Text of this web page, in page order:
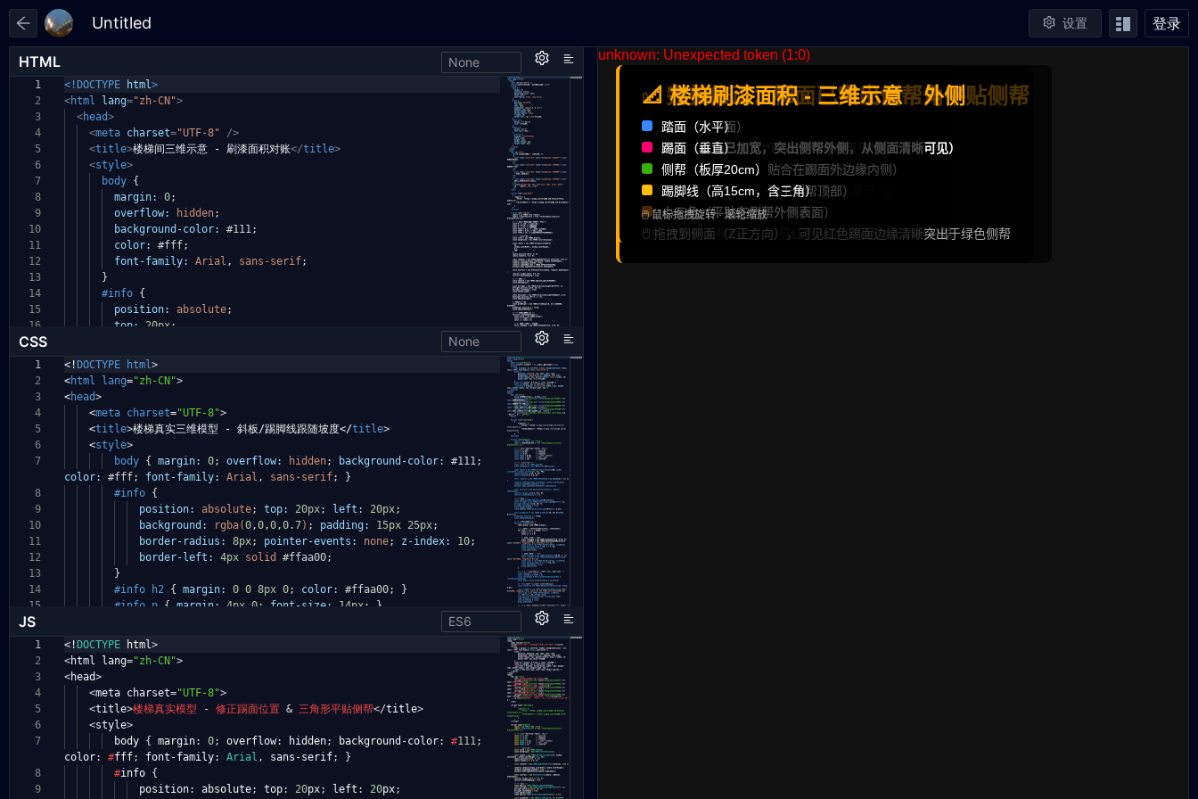
设置 登录
HTML None
1
2
3
4
5
6
7
8
9
10
11
12
13
14
15
16
<!DOCTYPE html>
<html lang="zh-CN">
<head>
<meta charset="UTF-8"
/>
<title>楼梯间三维示意 - 刷漆面积对账</title>
<style>
body {
margin:
0;
overflow:
hidden;
background-color:
#111;
color:
#fff;
font-family:
Arial , sans-serif;
}
#info {
position:
absolute;
top:
20px;
CSS None
1
2
3
4
5
6
7
8
9
10
11
12
13
14
15
<! DOCTYPE html>
<html lang="zh-CN">
<head>
<meta charset="UTF-8">
<title>楼梯真实三维模型 - 斜板/踢脚线跟随坡度</title>
<style>
body { margin: 0; overflow: hidden; background-color: #111;
color:
#fff; font-family: Arial , sans-serif;
}
#info {
position:
absolute; top: 20px; left: 20px;
background:
rgba(0,0,0,0.7) ; padding: 15px 25px;
border-radius:
8px; pointer-events: none; z-index: 10;
border-left:
4px solid #ffaa00;
}
#info
h2 { margin: 0 0 8px 0; color: #ffaa00;
}
#info p { margin: 4px 0; font-size: 14px; }
JS ES6
1
2
3
4
5
6
7
8
9
<! DOCTYPE html>
<html lang="zh-CN">
<head>
<meta charset="UTF-8">
<title>楼梯真实模型 - 修正踢面位置 & 三角形平贴侧帮</title>
<style>
body { margin: 0; overflow: hidden; background -color: #111;
color: #fff; font -family: Arial , sans -serif;
}
#info {
position: absolute; top: 20px; left : 20px;